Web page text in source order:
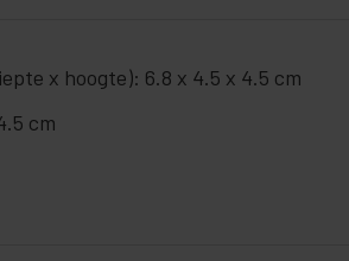
x hoogte): 6.8 x 4.5 x 4.5 cm
cm